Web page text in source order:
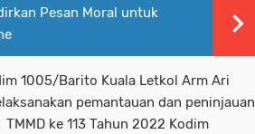
Pesan Moral untuk
1005/Barito Kuala Letkol Arm Ari
pemantauan dan peninjauan
ke 113 Tahun 2022 Kodim